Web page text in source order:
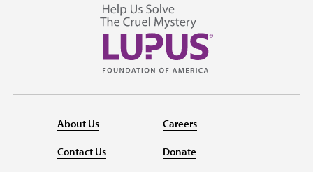
About Us
Contact Us
Careers
Donate